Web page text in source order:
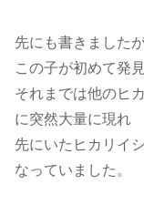
先にも書きました
この子が初めて発
それまでは他のヒ
に突然大量に現れ
先にいたヒカリイ
なっていました。